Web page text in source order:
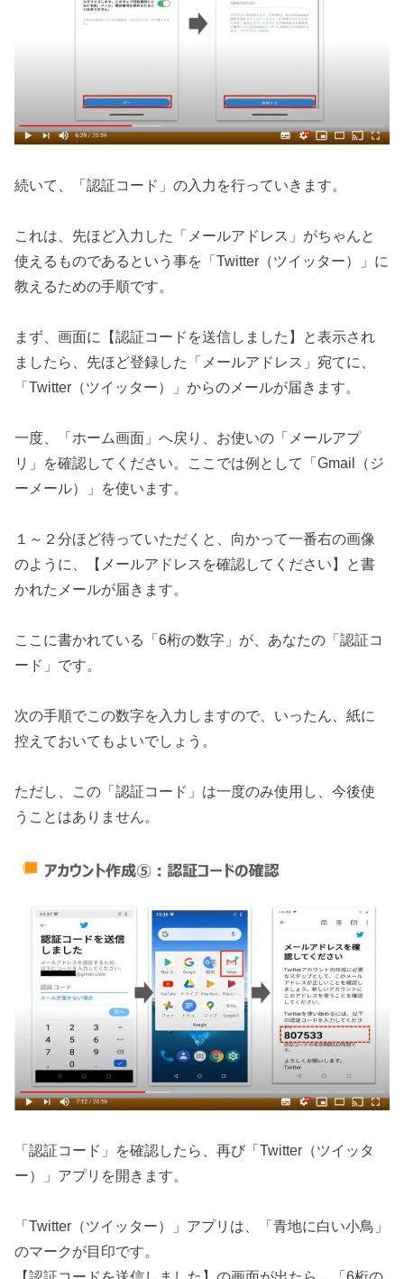
続いて、「認証コード」の入力を行っていきます。
これは、先ほど入力した「メールアドレス」がちゃんと
使えるものであるという事を「Twitter（ツイッター）」に
教えるための手順です。
まず、画面に【認証コードを送信しました】と表示され
ましたら、先ほど登録した「メールアドレス」宛てに、
「Twitter（ツイッター）」からのメールが届きます。
一度、「ホーム画面」へ戻り、お使いの「メールアプ
リ」を確認してください。ここでは例として「Gmail（ジ
ーメール）」を使います。
１～２分ほど待っていただくと、向かって一番右の画像
のように、【メールアドレスを確認してください】と書
かれたメールが届きます。
ここに書かれている「6桁の数字」が、あなたの「認証コ
ード」です。
次の手順でこの数字を入力しますので、いったん、紙に
控えておいてもよいでしょう。
ただし、この「認証コード」は一度のみ使用し、今後使
うことはありません。
「認証コード」を確認したら、再び「Twitter（ツイッタ
ー）」アプリを開きます。
「Twitter（ツイッター）」アプリは、「青地に白い小鳥」
のマークが目印です。